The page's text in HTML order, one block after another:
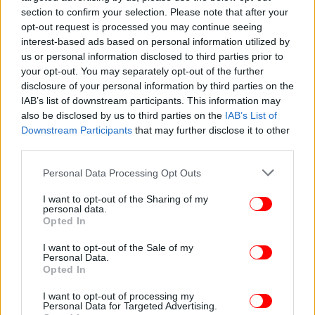
section to confirm your selection. Please note that after your
opt-out request is processed you may continue seeing
interest-based ads based on personal information utilized by
us or personal information disclosed to third parties prior to
your opt-out. You may separately opt-out of the further
disclosure of your personal information by third parties on the
IAB’s list of downstream participants. This information may
also be disclosed by us to third parties on the IAB’s List of
Downstream Participants that may further disclose it to other
Please note that this website/app uses one or more Google
not limited to your visit or usage behaviour. You may click to
grant or deny consent to Google and its third-party tags to
use your data for below specified purposes in below Google
consent section.
Personal Data Processing Opt Outs
I want to opt-out of the Sharing of my
personal data.
Opted In
I want to opt-out of the Sale of my
Personal Data.
Opted In
I want to opt-out of processing my
Personal Data for Targeted Advertising.
στη δυνατότητα άρσης κατάσχεσης τραπεζικού
λογαριασμού υπό προϋποθέσεις.
Για τη στήριξη τωνσυνταξιούχων,σημείωσε ότι η
ετήσια ενίσχυση αυξάνεται στα 300 ευρώ καθαρά
και καλύπτει περίπου το 85% των συνταξιούχων
άνω των 65 ετών. Για τη στέγη, ανέφερε ότι με την
επιστροφή ενός ενοικίου καλύπτεται πλέον το 86%
των ενοικιαστών, περίπου ένα εκατομμύριο
πολίτες. Για τις οικογένειες με παιδιά, έκανε λόγο
χωρίς αίτηση, με εισοδηματικά κριτήρια που
καλύπτουν περίπου το 80% των οικογενειών.